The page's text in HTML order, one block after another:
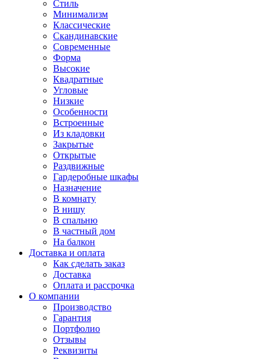
Стиль
Минимализм
Классические
Скандинавские
Современные
Форма
Высокие
Квадратные
Угловые
Низкие
Особенности
Встроенные
Из кладовки
Закрытые
Открытые
Раздвижные
Гардеробные шкафы
Назначение
В комнату
В нишу
В спальню
В частный дом
На балкон
Доставка и оплата
Как сделать заказ
Доставка
Оплата и рассрочка
О компании
Производство
Гарантия
Портфолио
Отзывы
Реквизиты